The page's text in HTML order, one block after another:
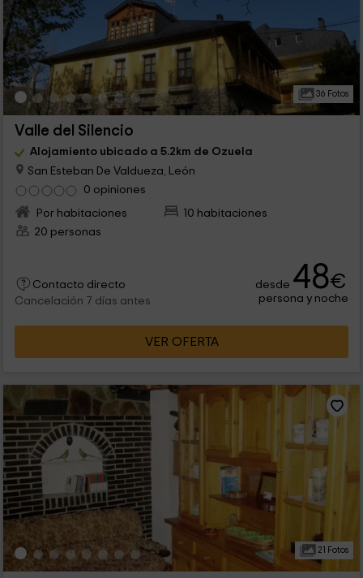
36 Fotos
Valle del Silencio
Alojamiento ubicado a 5.2km de Ozuela
San Esteban De Valdueza, León
0 opiniones
Por habitaciones
10 habitaciones
20 personas
Contacto directo
Cancelación 7 días antes
desde 48€
persona y noche
VER OFERTA
21 Fotos